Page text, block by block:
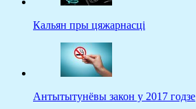
Кальян пры цяжарнасці
Антытытунёвы закон у 2017 годзе